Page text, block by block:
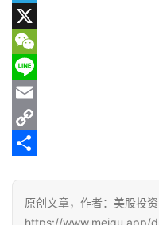
c
e
b
o
o
k
e
d
d
t
T
e
e
g
X
W
e
C
h
L
n
E
m
C
原创文章，作者：美股投